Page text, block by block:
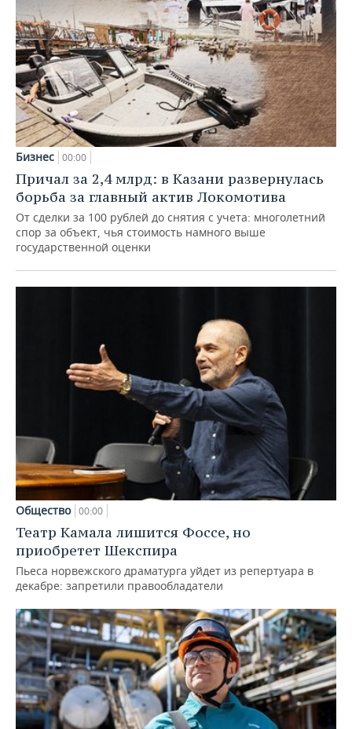
Бизнес 00:00
Причал за 2,4 млрд: в Казани развернулась
борьба за главный актив Локомотива
От сделки за 100 рублей до снятия с учета: многолетний
спор за объект, чья стоимость намного выше
государственной оценки
Общество 00:00
Театр Камала лишится Фоссе, но
приобретет Шекспира
Пьеса норвежского драматурга уйдет из репертуара в
декабре: запретили правообладатели